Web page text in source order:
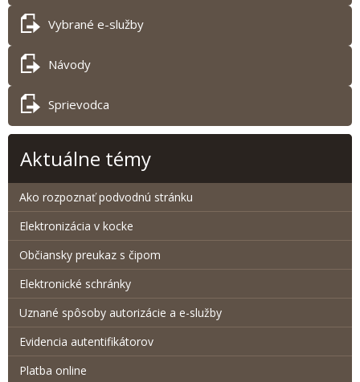
Vybrané e-služby
Návody
Sprievodca
Aktuálne témy
Ako rozpoznať podvodnú stránku
Elektronizácia v kocke
Občiansky preukaz s čipom
Elektronické schránky
Uznané spôsoby autorizácie a e-služby
Evidencia autentifikátorov
Platba online